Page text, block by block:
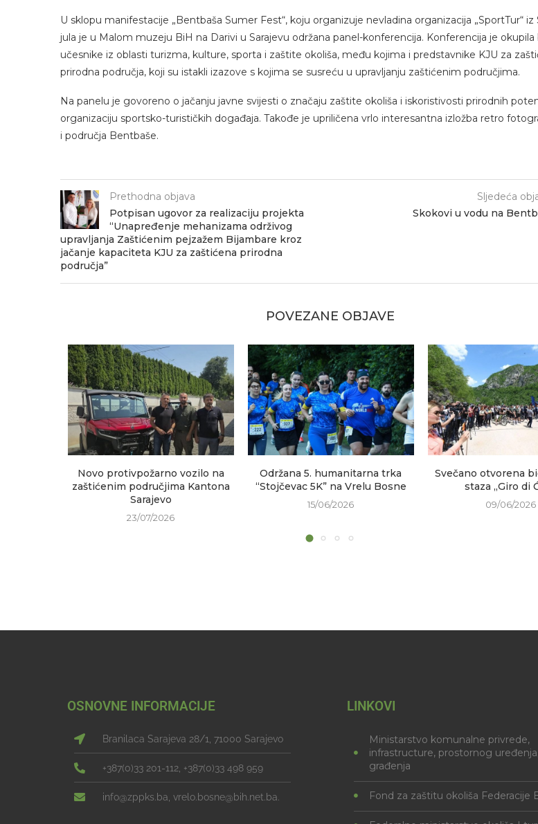
U sklopu manifestacije „Bentbaša Sumer Fest“, koju organizuje nevladina organizacija „SportTur“ iz
jula je u Malom muzeju BiH na Darivi u Sarajevu održana panel-konferencija. Konferencija je okupila
učesnike iz oblasti turizma, kulture, sporta i zaštite okoliša, među kojima i predstavnike KJU za
prirodna područja, koji su istakli izazove s kojima se susreću u upravljanju zaštićenim područjima.
Na panelu je govoreno o jačanju javne svijesti o značaju zaštite okoliša i iskoristivosti prirodnih
organizaciju sportsko-turističkih događaja. Takođe je upriličena vrlo interesantna izložba retro
i područja Bentbaše.
Prethodna objava
Potpisan ugovor za realizaciju projekta
“Unapređenje mehanizama održivog
upravljanja Zaštićenim pejzažem Bijambare kroz
jačanje kapaciteta KJU za zaštićena prirodna
područja”
Sljedeća
Skokovi u vodu na
POVEZANE OBJAVE
Novo protivpožarno vozilo na
zaštićenim područjima Kantona
Sarajevo
23/07/2026
Održana 5. humanitarna trka
“Stojčevac 5K” na Vrelu Bosne
15/06/2026
Svečano otvorena
staza „Giro di
09/06/2026
OSNOVNE INFORMACIJE
Branilaca Sarajeva 28/1, 71000 Sarajevo
+387(0)33 201-112, +387(0)33 498 959
info@zppks.ba, vrelo.bosne@bih.net.ba.
LINKOVI
Ministarstvo komunalne privrede,
infrastructure, prostornog
građenja
Fond za zaštitu okoliša Federacije